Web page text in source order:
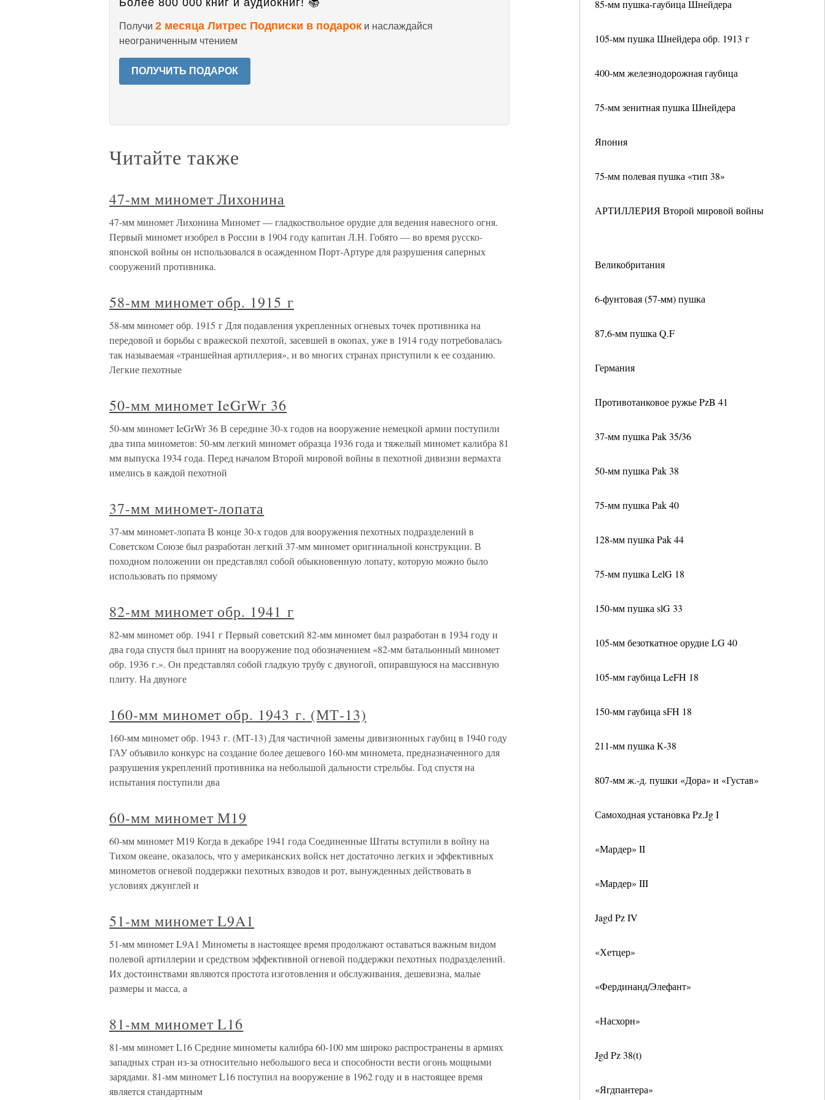
85-мм пушка-гаубица Шнейдера
105-мм пушка Шнейдера обр. 1913 г
400-мм железнодорожная гаубица
75-мм зенитная пушка Шнейдера
Япония
75-мм полевая пушка «тип 38»
АРТИЛЛЕРИЯ Второй мировой войны
Великобритания
6-фунтовая (57-мм) пушка
87,6-мм пушка Q.F
Германия
Противотанковое ружье PzB 41
37-мм пушка Pak 35/36
50-мм пушка Pak 38
75-мм пушка Pak 40
128-мм пушка Pak 44
75-мм пушка LelG 18
150-мм пушка slG 33
105-мм безоткатное орудие LG 40
105-мм гаубица LeFH 18
150-мм гаубица sFH 18
211-мм пушка К-38
807-мм ж.-д. пушки «Дора» и «Густав»
Самоходная установка Pz.Jg I
«Мардер» II
«Мардер» III
Jagd Pz IV
«Хетцер»
«Фердинанд/Элефант»
«Насхорн»
Jgd Pz 38(t)
«Ягдпантера»
Более 800 000 книг и аудиокниг! 📚
Получи 2 месяца Литрес Подписки в подарок и наслаждайся
неограниченным чтением
ПОЛУЧИТЬ ПОДАРОК
Читайте также
47-мм миномет Лихонина
47-мм миномет Лихонина Миномет — гладкоствольное орудие для ведения навесного огня.
Первый миномет изобрел в России в 1904 году капитан Л.Н. Гобято — во время русско-
японской войны он использовался в осажденном Порт-Артуре для разрушения саперных
сооружений противника.
58-мм миномет обр. 1915 г
58-мм миномет обр. 1915 г Для подавления укрепленных огневых точек противника на
передовой и борьбы с вражеской пехотой, засевшей в окопах, уже в 1914 году потребовалась
так называемая «траншейная артиллерия», и во многих странах приступили к ее созданию.
Легкие пехотные
50-мм миномет IeGrWr 36
50-мм миномет IeGrWr 36 В середине 30-х годов на вооружение немецкой армии поступили
два типа минометов: 50-мм легкий миномет образца 1936 года и тяжелый миномет калибра 81
мм выпуска 1934 года. Перед началом Второй мировой войны в пехотной дивизии вермахта
имелись в каждой пехотной
37-мм миномет-лопата
37-мм миномет-лопата В конце 30-х годов для вооружения пехотных подразделений в
Советском Союзе был разработан легкий 37-мм миномет оригинальной конструкции. В
походном положении он представлял собой обыкновенную лопату, которую можно было
использовать по прямому
82-мм миномет обр. 1941 г
82-мм миномет обр. 1941 г Первый советский 82-мм миномет был разработан в 1934 году и
два года спустя был принят на вооружение под обозначением «82-мм батальонный миномет
обр. 1936 г.». Он представлял собой гладкую трубу с двуногой, опиравшуюся на массивную
плиту. На двуноге
160-мм миномет обр. 1943 г. (МТ-13)
160-мм миномет обр. 1943 г. (МТ-13) Для частичной замены дивизионных гаубиц в 1940 году
ГАУ объявило конкурс на создание более дешевого 160-мм миномета, предназначенного для
разрушения укреплений противника на небольшой дальности стрельбы. Год спустя на
испытания поступили два
60-мм миномет М19
60-мм миномет М19 Когда в декабре 1941 года Соединенные Штаты вступили в войну на
Тихом океане, оказалось, что у американских войск нет достаточно легких и эффективных
минометов огневой поддержки пехотных взводов и рот, вынужденных действовать в
условиях джунглей и
51-мм миномет L9A1
51-мм миномет L9A1 Минометы в настоящее время продолжают оставаться важным видом
полевой артиллерии и средством эффективной огневой поддержки пехотных подразделений.
Их достоинствами являются простота изготовления и обслуживания, дешевизна, малые
размеры и масса, а
81-мм миномет L16
81-мм миномет L16 Средние минометы калибра 60-100 мм широко распространены в армиях
западных стран из-за относительно небольшого веса и способности вести огонь мощными
зарядами. 81-мм миномет L16 поступил на вооружение в 1962 году и в настоящее время
является стандартным